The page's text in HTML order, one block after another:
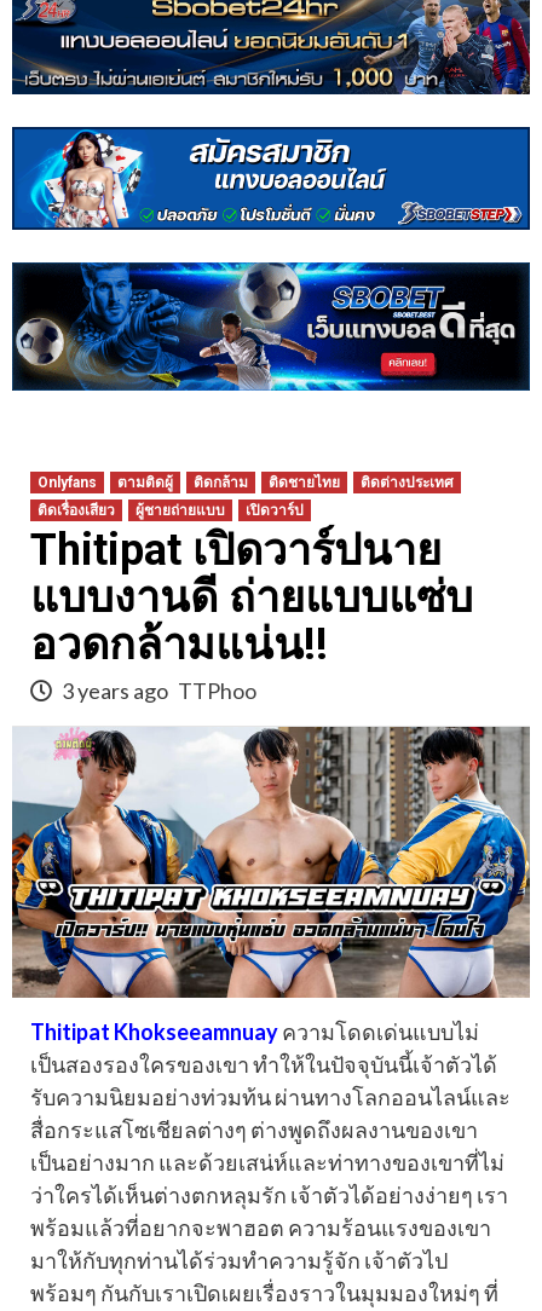
Onlyfans ตามติดผู้ ติดกล้าม ติดชายไทย
ติดต่างประเทศ
ติดเรื่องเสียว
ผู้ชายถ่ายแบบ เปิดวาร์ป
Thitipat เปิดวาร์ปนาย
แบบงานดี ถ่ายแบบแซ่บ
อวดกล้ามแน่น!!
3 years ago TTPhoo
Thitipat Khokseeamnuayความโดดเด่นแบบไม่
เป็นสองรองใครของเขา ทำให้ในปัจจุบันนี้เจ้าตัวได้
รับความนิยมอย่างท่วมท้น ผ่านทางโลกออนไลน์และ
สื่อกระแสโซเชียลต่างๆ ต่างพูดถึงผลงานของเขา
เป็นอย่างมาก และด้วยเสน่ห์และท่าทางของเขาที่ไม่
ว่าใครได้เห็นต่างตกหลุมรัก เจ้าตัวได้อย่างง่ายๆ เรา
พร้อมแล้วที่อยากจะพาฮอต ความร้อนแรงของเขา
มาให้กับทุกท่านได้ร่วมทำความรู้จัก เจ้าตัวไป
พร้อมๆ กันกับเราเปิดเผยเรื่องราวในมุมมองใหม่ๆ ที่